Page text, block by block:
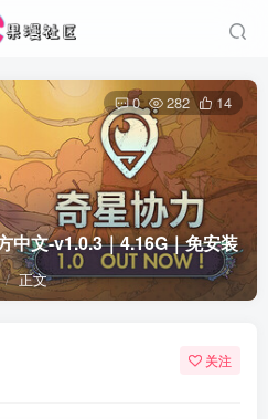
中文-v1.0.3｜4.16G｜免安装
正文
0 282 14
关注